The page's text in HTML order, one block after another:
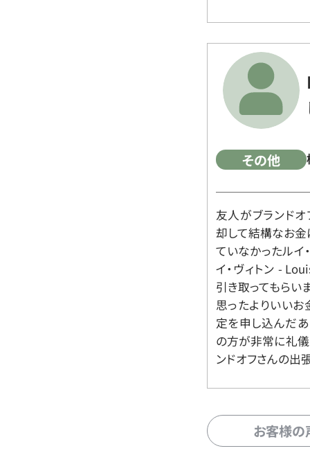
その他
友人がブランド
却して結構なお金
ていなかったルイ
イ・ヴィトン -
引き取ってもらい
思ったよりいいお
定を申し込んだ
の方が非常に礼儀
ンドオフさんの出
お客様